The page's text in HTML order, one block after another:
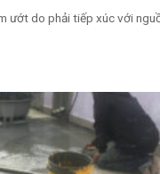
ướt do phải tiếp xúc với